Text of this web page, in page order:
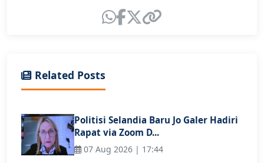
Related Posts
Politisi Selandia Baru Jo Galer Hadiri
Rapat via Zoom D...
07 Aug 2026 | 17:44